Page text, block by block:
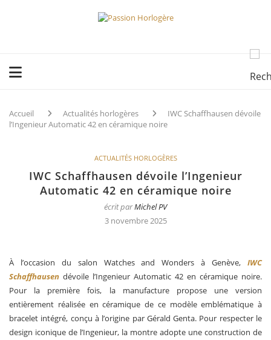
Accueil Actualités horlogères
IWC Schaffhausen dévoile
l’Ingenieur Automatic 42 en céramique noire
ACTUALITÉS HORLOGÈRES
IWC Schaffhausen dévoile l’Ingenieur
Automatic 42 en céramique noire
écrit parMichel PV
3 novembre 2025
À l’occasion du salon Watches and Wonders à Genève,
IWC
Schaffhausen dévoile l’Ingenieur Automatic 42 en céramique noire.
Pour la première fois, la manufacture propose une version
entièrement réalisée en céramique de ce modèle emblématique à
bracelet intégré, conçu à l’origine par Gérald Genta. Pour respecter le
design iconique de l’Ingenieur, la montre adopte une construction de